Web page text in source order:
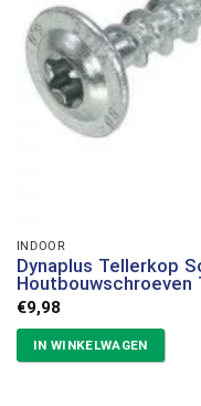
INDOOR
Dynaplus Tellerkop
Houtbouwschroeven
€9,98
IN WINKELWAGEN